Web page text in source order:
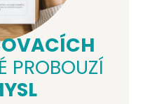
PROBOUZÍ